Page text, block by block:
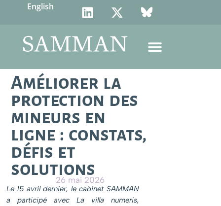
English
Améliorer la
protection des
mineurs en
ligne : constats,
défis et
solutions
26 mai 2026
Le 15 avril dernier, le cabinet SAMMAN
a participé avec La villa numeris,